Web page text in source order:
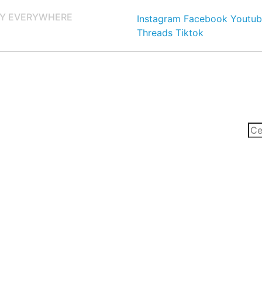
EVERYWHERE Instagram Facebook
Threads Tiktok